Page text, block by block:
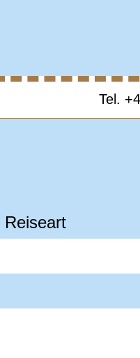
Tel.
Reiseart